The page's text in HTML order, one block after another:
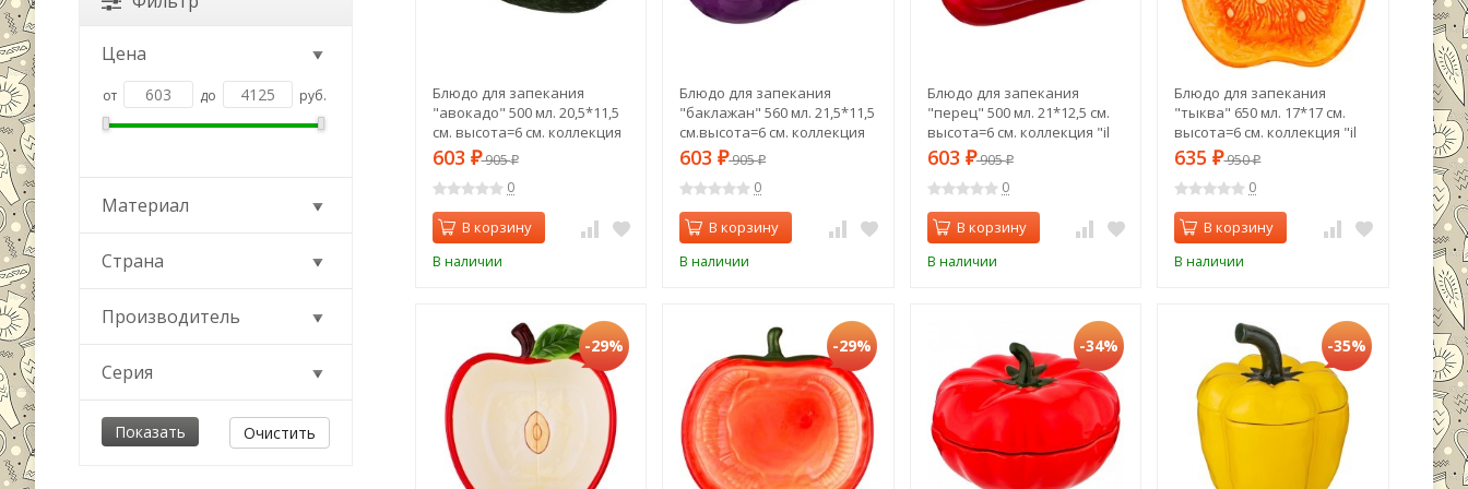
Блюдо для запекания
"авокадо" 500 мл. 20,5*11,5
см. высота=6 см. коллекция
"il raccolto" Agness (490-317)
603 ₽905₽
0
В корзину
В наличии
Блюдо для запекания
"баклажан" 560 мл. 21,5*11,5
см.высота=6 см. коллекция
"il raccolto" Agness (490-319)
603₽905₽
0
В корзину
В наличии
Блюдо для запекания
"перец" 500 мл. 21*12,5 см.
высота=6 см. коллекция "il
raccolto" Agness (490-318)
603 ₽905₽
0
В корзину
В наличии
Блюдо для запекания
"тыква" 650 мл. 17*17 см.
высота=6 см. коллекция "il
raccolto" Agness (490-329)
635₽950₽
0
В корзину
В наличии
-29% -29% -34% -35%
Цена
от до руб.
Материал
Страна
Производитель
Серия
Очистить